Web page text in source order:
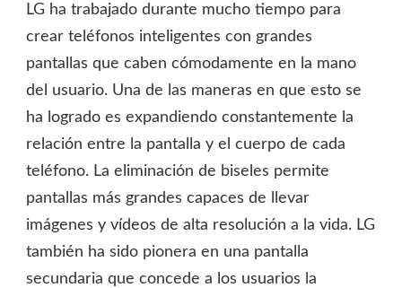
LG ha trabajado durante mucho tiempo para
crear teléfonos inteligentes con grandes
pantallas que caben cómodamente en la mano
del usuario. Una de las maneras en que esto se
ha logrado es expandiendo constantemente la
relación entre la pantalla y el cuerpo de cada
teléfono. La eliminación de biseles permite
pantallas más grandes capaces de llevar
imágenes y vídeos de alta resolución a la vida. LG
también ha sido pionera en una pantalla
secundaria que concede a los usuarios la